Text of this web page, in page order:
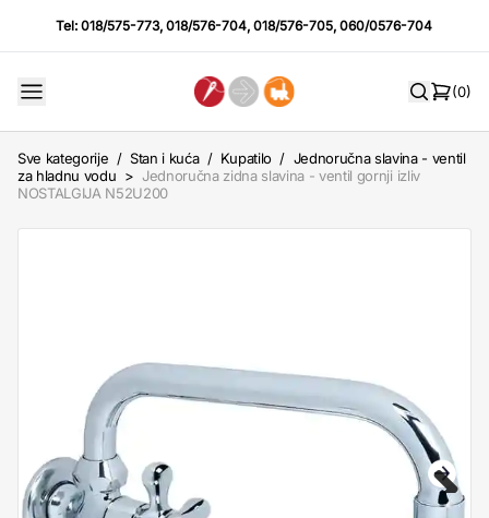
Tel:018/575-773,018/576-704,018/576-705,060/0576-704
(0)
Sve kategorije / Stan i kuća / Kupatilo / Jednoručna slavina - ventil
za hladnu vodu > Jednoručna zidna slavina - ventil gornji izliv
NOSTALGIJA N52U200